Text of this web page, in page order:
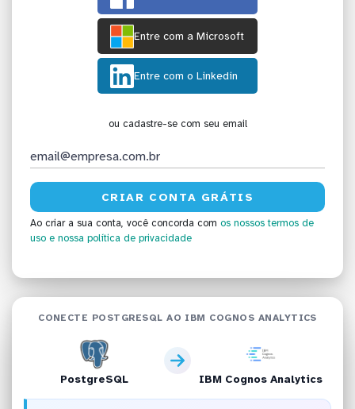
Entre com a Microsoft
Entre com o Linkedin
ou cadastre-se com seu email
Ao criar a sua conta, você concorda com os nossos termos de
uso e nossa política de privacidade
CONECTE POSTGRESQL AO IBM COGNOS ANALYTICS
PostgreSQL IBM Cognos Analytics